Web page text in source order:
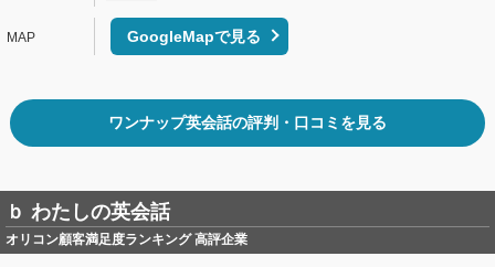
GoogleMapで見る
ワンナップ英会話の評判・口コミを見る
ｂ わたしの英会話
オリコン顧客満足度ランキング 高評企業